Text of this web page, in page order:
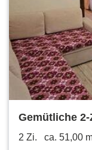
Gemütliche
Meereslinie
2 Zi. ca. 51,00